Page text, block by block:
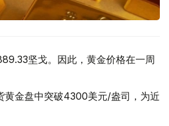
坚戈。因此，黄金价格在一周
黄金盘中突破4300美元/盎司，为近